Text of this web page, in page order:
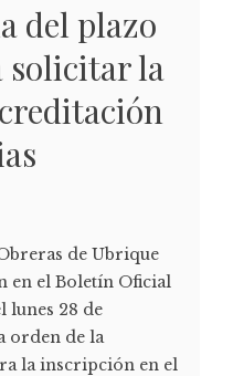
del plazo
solicitar la
de Ubrique
en el Boletín Oficial
lunes 28 de
orden de la
la inscripción en el